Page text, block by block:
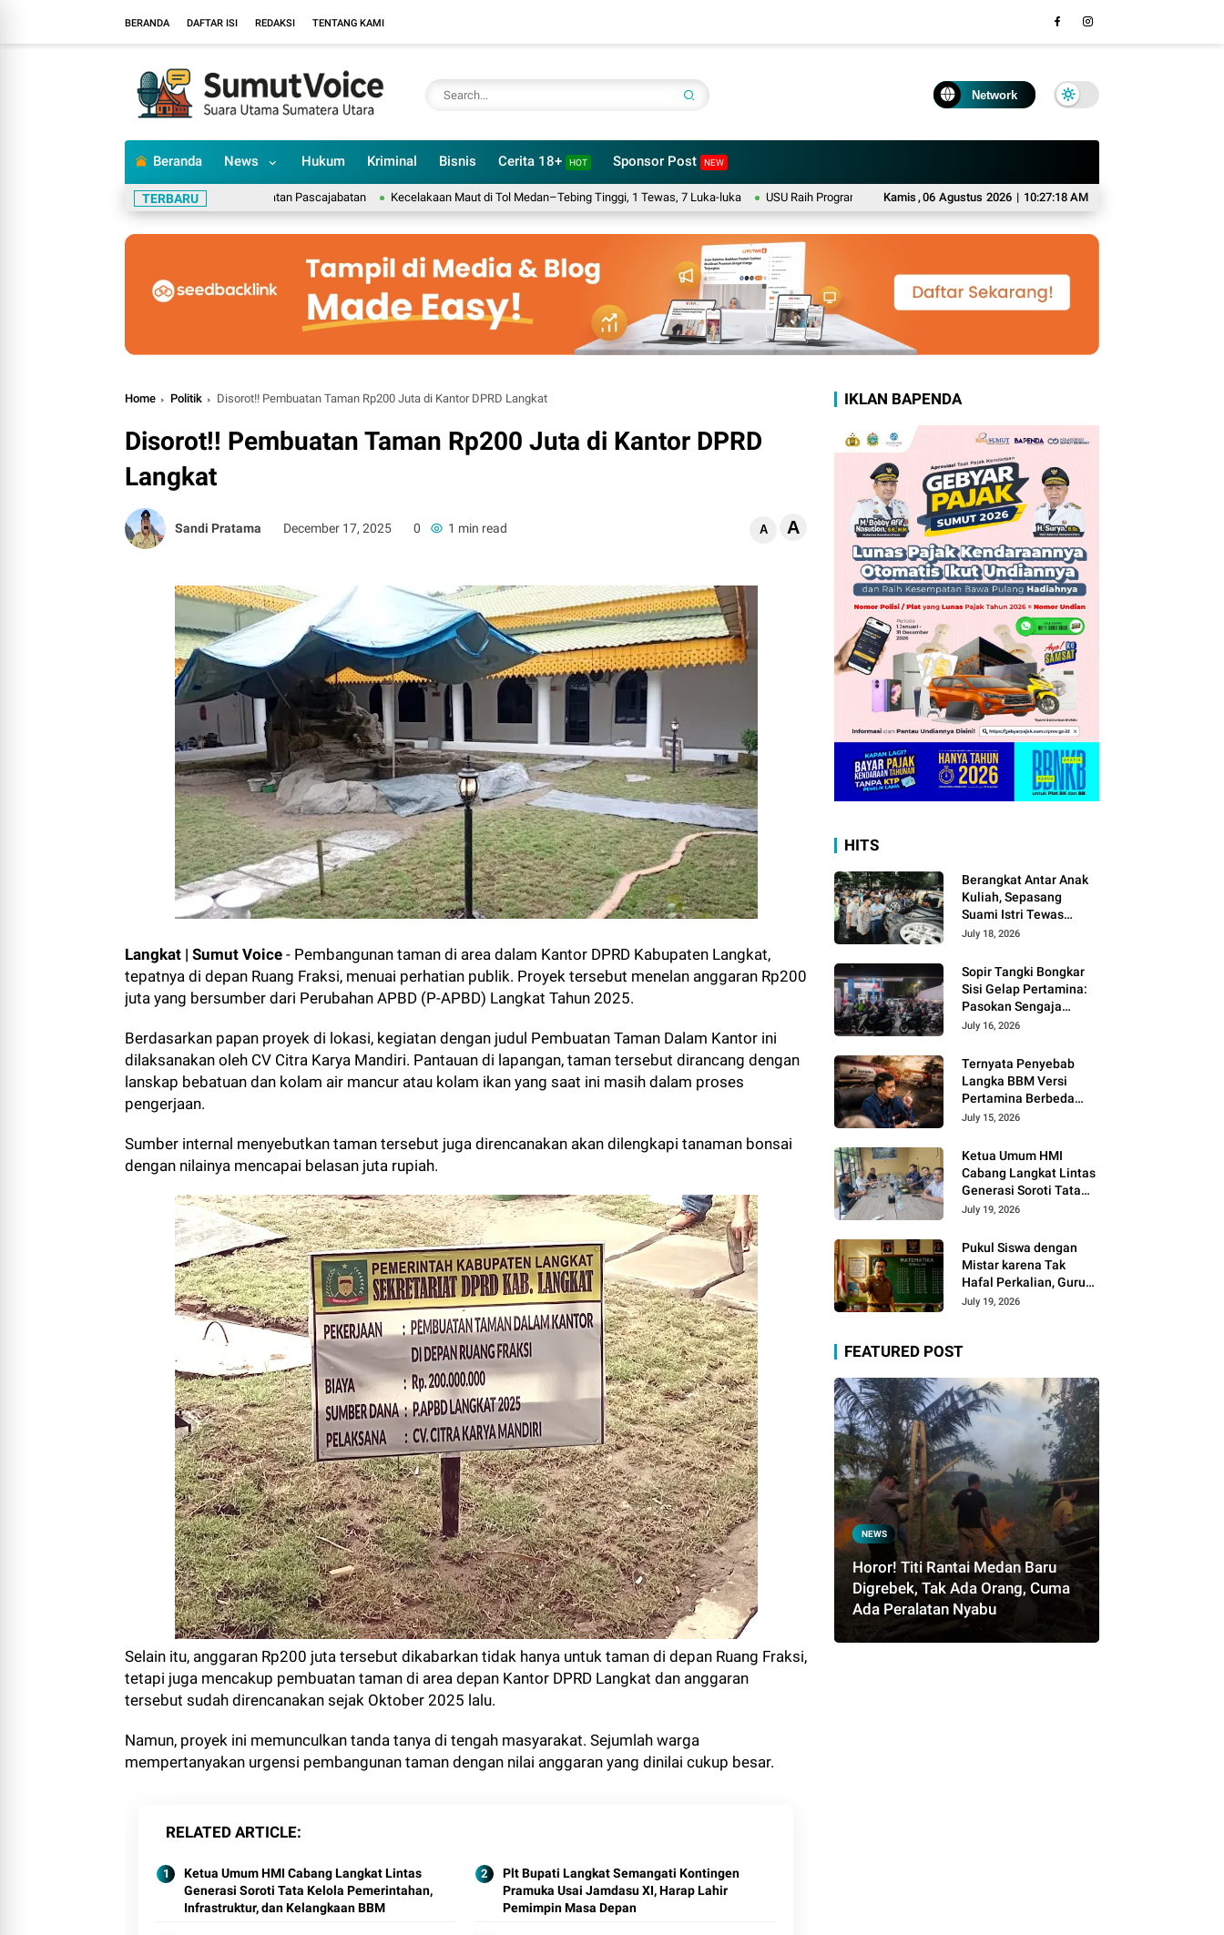
BERANDA DAFTAR ISI REDAKSI TENTANG KAMI
Network
Beranda News Hukum Kriminal Bisnis Cerita 18+ HOT Sponsor Post NEW
Kamis ,06 Agustus 2026 | 10:27:19 AM
TERBARU
Timor, Tambah Daftar Gelar Kehormatan Pascajabatan Kecelakaan Maut di Tol Medan–Tebing Tinggi, 1 Tewas, 7 Luka-luka USU Raih Program Media Relations Terbaik pada MRA 2026 Viral Video "Yang Wes Yang" di
Home Politik Disorot!! Pembuatan Taman Rp200 Juta di Kantor DPRD Langkat
Disorot!! Pembuatan Taman Rp200 Juta di Kantor DPRD
Langkat
Sandi Pratama December 17, 2025 0 1 min read A A
Langkat | Sumut Voice - Pembangunan taman di area dalam Kantor DPRD Kabupaten Langkat,
tepatnya di depan Ruang Fraksi, menuai perhatian publik. Proyek tersebut menelan anggaran Rp200
juta yang bersumber dari Perubahan APBD (P-APBD) Langkat Tahun 2025.
Berdasarkan papan proyek di lokasi, kegiatan dengan judul Pembuatan Taman Dalam Kantor ini
dilaksanakan oleh CV Citra Karya Mandiri. Pantauan di lapangan, taman tersebut dirancang dengan
lanskap bebatuan dan kolam air mancur atau kolam ikan yang saat ini masih dalam proses
pengerjaan.
Sumber internal menyebutkan taman tersebut juga direncanakan akan dilengkapi tanaman bonsai
dengan nilainya mencapai belasan juta rupiah.
Selain itu, anggaran Rp200 juta tersebut dikabarkan tidak hanya untuk taman di depan Ruang Fraksi,
tetapi juga mencakup pembuatan taman di area depan Kantor DPRD Langkat dan anggaran
tersebut sudah direncanakan sejak Oktober 2025 lalu.
Namun, proyek ini memunculkan tanda tanya di tengah masyarakat. Sejumlah warga
mempertanyakan urgensi pembangunan taman dengan nilai anggaran yang dinilai cukup besar.
RELATED ARTICLE
Ketua Umum HMI Cabang Langkat Lintas
Generasi Soroti Tata Kelola Pemerintahan,
Infrastruktur, dan Kelangkaan BBM
Plt Bupati Langkat Semangati Kontingen
Pramuka Usai Jamdasu XI, Harap Lahir
Pemimpin Masa Depan
IKLAN BAPENDA
HITS
Berangkat Antar Anak
Kuliah, Sepasang
Suami Istri Tewas
dalam Tragedi Maut
July 18, 2026
Sopir Tangki Bongkar
Sisi Gelap Pertamina:
Pasokan Sengaja
Dijatah Demi Dongkrak
July 16, 2026
Ternyata Penyebab
Langka BBM Versi
Pertamina Berbeda
Dengan Gubsu, TNI dan
July 15, 2026
Ketua Umum HMI
Cabang Langkat Lintas
Generasi Soroti Tata
Kelola Pemerintahan,
Kelangkaan BBM
July 19, 2026
Pukul Siswa dengan
Mistar karena Tak
Hafal Perkalian, Guru
SD Dipolisikan
July 19, 2026
FEATURED POST
NEWS
Horor! Titi Rantai Medan Baru
Digrebek, Tak Ada Orang, Cuma
Ada Peralatan Nyabu